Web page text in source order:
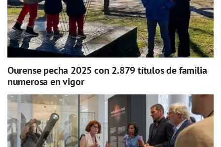
Ourense pecha 2025 con 2.879 títulos de familia
numerosa en vigor